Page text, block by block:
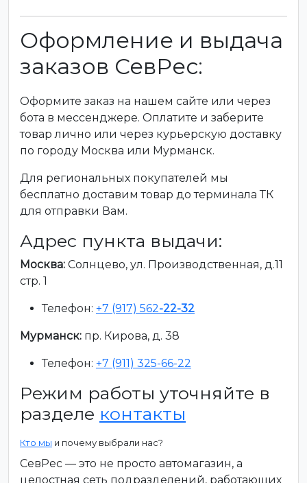
Оформление и выдача
заказов СевРес:
Оформите заказ на нашем сайте или через
бота в мессенджере. Оплатите и заберите
товар лично или через курьерскую доставку
по городу Москва или Мурманск.
Для региональных покупателей мы
бесплатно доставим товар до терминала ТК
для отправки Вам.
Адрес пункта выдачи:
Москва: Солнцево, ул. Производственная, д.11
стр. 1
Телефон: +7 (917) 562-22-32
Мурманск: пр. Кирова, д. 38
Телефон: +7 (911) 325-66-22
Режим работы уточняйте в
разделе контакты
Кто мы и почему выбрали нас?
СевРес — это не просто автомагазин, а
целостная сеть подразделений, работающих